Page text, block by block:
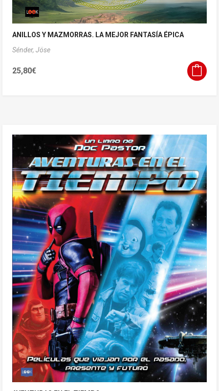
ANILLOS Y MAZMORRAS. LA MEJOR FANTASÍA ÉPICA
Sénder, Jöse
25,80€